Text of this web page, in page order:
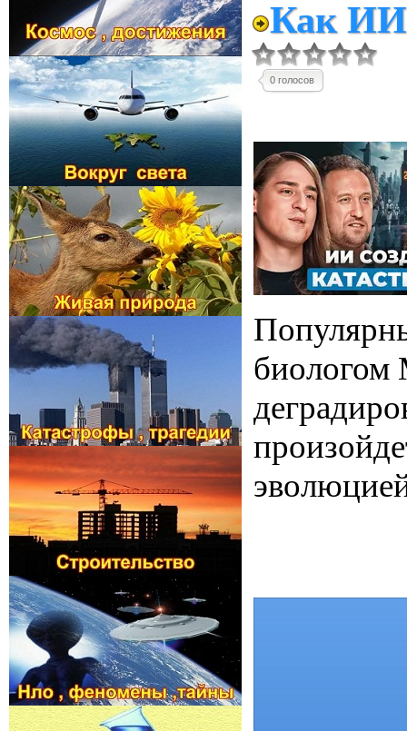
Как ИИ
0 голосов
биологом